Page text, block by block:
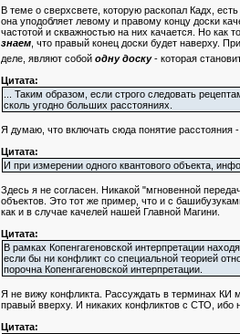
В теме о сверхсвете, которую раскопал Кадх,
она уподобляет левому и правому концу доски
частотой и скважностью на них качается. Но как
знаем, что правый конец доски будет наверху.
деле, являют собой одну доску- которая
Цитата:
... Таким образом, если строго следовать
сколь угодно больших расстояниях.
Я думаю, что включать сюда понятие расстояния
Цитата:
И при измерении одного квантового объекта,
Здесь я не согласен. Никакой "мгновенной
объектов. Это тот же пример, что и с
как и в случае качелей нашей Главной Магини.
Цитата:
В рамках Копенгагеновской интерпретации
если бы ни конфликт со специальной теорией
порочна Копенгагеновской интерпретации.
Я не вижу конфликта. Рассуждать в терминах КИ
правый вверху. И никаких конфликтов с СТО, ибо
Цитата: